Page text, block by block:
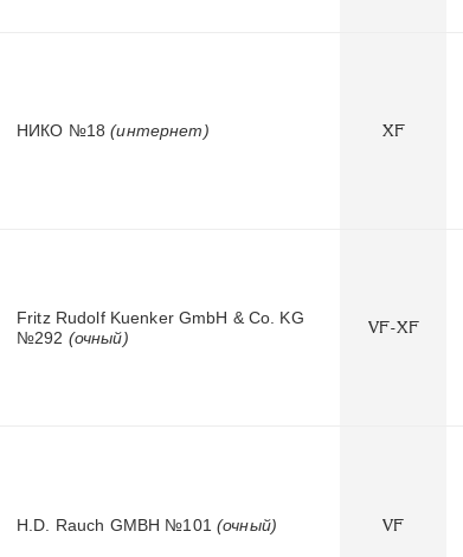
НИКО №18(интернет) XF
Fritz Rudolf Kuenker GmbH & Co. KG
№292 (очный)
VF-XF
H.D. Rauch GMBH №101 (очный) VF